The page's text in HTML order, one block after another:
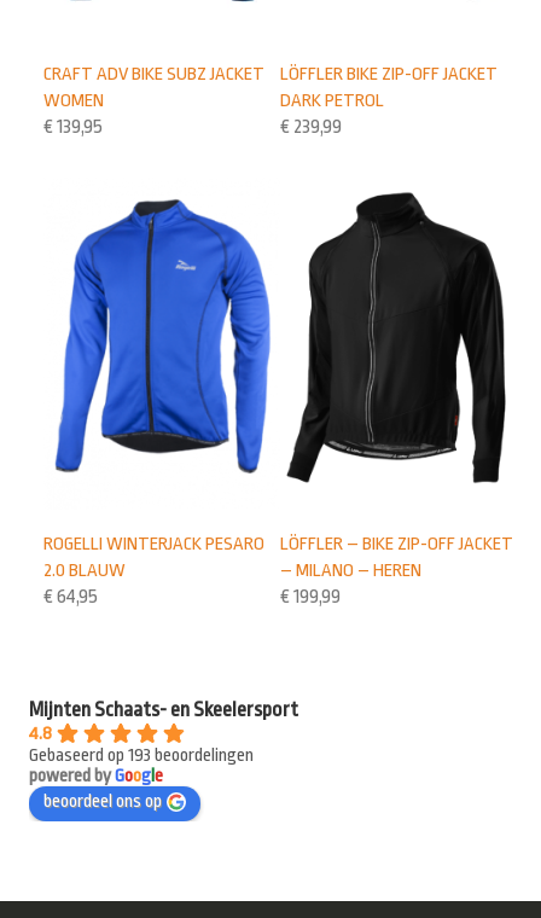
LÖFFLER BIKE ZIP-OFF JACKET
DARK PETROL
€ 239,99
CRAFT ADV BIKE SUBZ JACKET
WOMEN
€ 139,95
LÖFFLER – BIKE ZIP-OFF JACKET
– MILANO – HEREN
€ 199,99
ROGELLI WINTERJACK PESARO
2.0 BLAUW
€ 64,95
Mijnten Schaats- en Skeelersport
4.8
Gebaseerd op 193 beoordelingen
powered byGooge
beoordeel ons op